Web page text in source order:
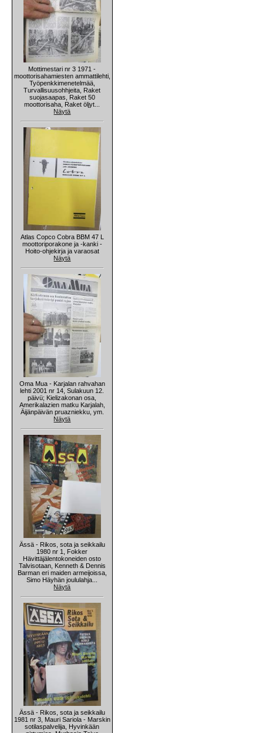
Mottimestari nr 3 1971 -
moottorisahamiesten ammattilehti,
Työpenkkimenetelmää,
Turvallisuusohhjeita, Raket
suojasaapas, Raket 50
moottorisaha, Raket öljyt...
Näytä
Atlas Copco Cobra BBM 47 L
moottoriporakone ja -kanki -
Hoito-ohjekirja ja varaosat
Näytä
Oma Mua - Karjalan rahvahan
lehti 2001 nr 14, Sulakuun 12.
päivü; Kielizakonan osa,
Amerikalazien matku Karjalah,
Äijänpäivän pruazniekku, ym.
Näytä
Ässä - Rikos, sota ja seikkailu
1980 nr 1, Fokker
Hävittäjälentokoneiden osto
Talvisotaan, Kenneth & Dennis
Barman eri maiden armeijoissa,
Simo Häyhän joululahja...
Näytä
Ässä - Rikos, sota ja seikkailu
1981 nr 3, Mauri Sariola - Marskin
sotilaspalvelija, Hyvinkään